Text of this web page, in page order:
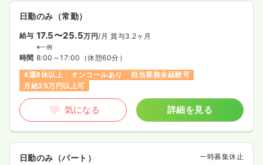
日勤のみ（常勤）
給与 17.5〜25.5万円/月 賞与3.2ヶ月
※一例
時間 8:00～17:00 （休憩60分）
4週8休以上
オンコールあり
担当業務未経験可
月給25万円以上可
気になる 詳細を見る
日勤のみ（パート） 一時募集休止